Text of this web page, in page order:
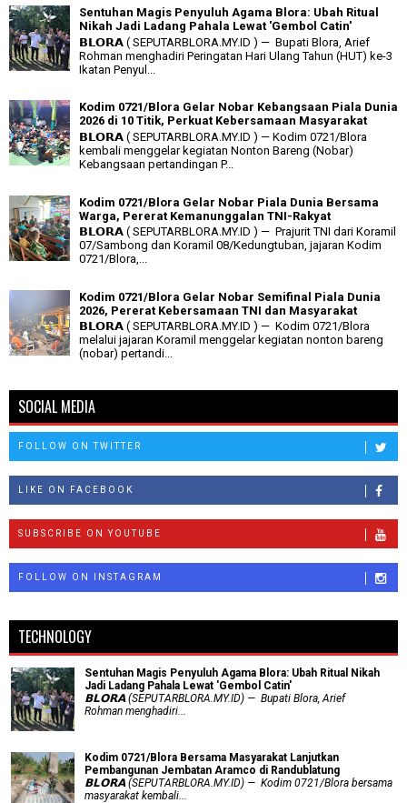
Sentuhan Magis Penyuluh Agama Blora: Ubah Ritual
Nikah Jadi Ladang Pahala Lewat 'Gembol Catin'
𝗕𝗟𝗢𝗥𝗔 ( SEPUTARBLORA.MY.ID ) — Bupati Blora, Arief
Rohman menghadiri Peringatan Hari Ulang Tahun (HUT) ke-3
Ikatan Penyul...
Kodim 0721/Blora Gelar Nobar Kebangsaan Piala Dunia
2026 di 10 Titik, Perkuat Kebersamaan Masyarakat
𝗕𝗟𝗢𝗥𝗔 ( SEPUTARBLORA.MY.ID ) — Kodim 0721/Blora
kembali menggelar kegiatan Nonton Bareng (Nobar)
Kebangsaan pertandingan P...
Kodim 0721/Blora Gelar Nobar Piala Dunia Bersama
Warga, Pererat Kemanunggalan TNI-Rakyat
𝗕𝗟𝗢𝗥𝗔 ( SEPUTARBLORA.MY.ID ) — Prajurit TNI dari Koramil
07/Sambong dan Koramil 08/Kedungtuban, jajaran Kodim
0721/Blora,...
Kodim 0721/Blora Gelar Nobar Semifinal Piala Dunia
2026, Pererat Kebersamaan TNI dan Masyarakat
𝗕𝗟𝗢𝗥𝗔 ( SEPUTARBLORA.MY.ID ) — Kodim 0721/Blora
melalui jajaran Koramil menggelar kegiatan nonton bareng
(nobar) pertandi...
SOCIAL MEDIA
FOLLOW ON TWITTER
LIKE ON FACEBOOK
SUBSCRIBE ON YOUTUBE
FOLLOW ON INSTAGRAM
TECHNOLOGY
Sentuhan Magis Penyuluh Agama Blora: Ubah Ritual Nikah
Jadi Ladang Pahala Lewat 'Gembol Catin'
𝗕𝗟𝗢𝗥𝗔 (SEPUTARBLORA.MY.ID) — Bupati Blora, Arief
Rohman menghadiri...
Kodim 0721/Blora Bersama Masyarakat Lanjutkan
Pembangunan Jembatan Aramco di Randublatung
𝗕𝗟𝗢𝗥𝗔 (SEPUTARBLORA.MY.ID) — Kodim 0721/Blora bersama
masyarakat kembali...